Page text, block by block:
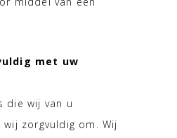
met uw
die wij van u
wij zorgvuldig om. Wij